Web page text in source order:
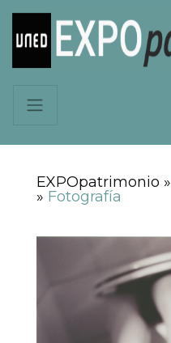
EXPOpatrimonio »
» Fotografía